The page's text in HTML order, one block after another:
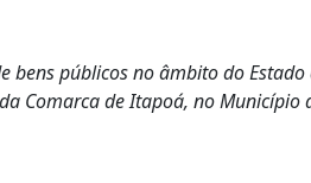
bens públicos no âmbito do Estado
Comarca de Itapoá, no Município